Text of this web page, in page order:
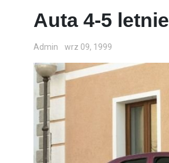
Auta 4-5 letnie
Admin wrz 09, 1999